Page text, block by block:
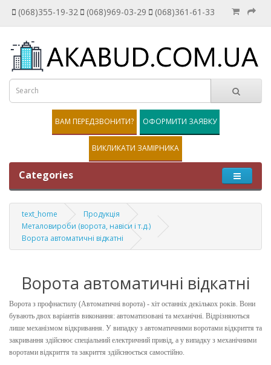
(068)355-19-32 (068)969-03-29 (068)361-61-33
ВАМ ПЕРЕДЗВОНИТИ? ОФОРМИТИ ЗАЯВКУ
ВИКЛИКАТИ ЗАМІРНИКА
Categories
text_home
Продукція
Металовироби (ворота, навіси і т.д.)
Ворота автоматичні відкатні
Ворота автоматичні відкатні
Ворота з профнастилу (Автоматичні ворота) - хіт останніх декількох років. Вони
бувають двох варіантів виконання: автоматизовані та механічні. Відрізняються
лише механізмом відкривання. У випадку з автоматичними воротами відкриття та
закривання здійснює спеціальний електричний привід, а у випадку з механічними
воротами відкриття та закриття здійснюється самостійно.